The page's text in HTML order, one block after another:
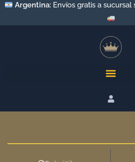
Argentina: Envíos gratis a